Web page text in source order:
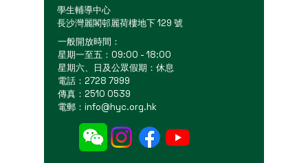
學生輔導中心
長沙灣麗閣邨麗荷樓地下 129 號
一般開放時間：
星期一至五：09:00 - 18:00
星期六、日及公眾假期：休息
電話：2728 7999
傳真：2510 0539
電郵： info@hyc.org.hk